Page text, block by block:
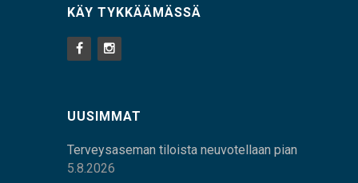
KÄY TYKKÄÄMÄSSÄ
UUSIMMAT
Terveysaseman tiloista neuvotellaan pian
5.8.2026